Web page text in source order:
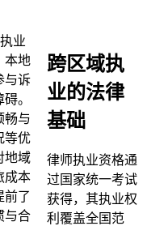
业
本地
与诉
。
畅与
等优
地域
成本
前了
与合
跨区域执
业的法律
基础
律师执业资格通
过国家统一考试
获得，其执业权
利覆盖全国范